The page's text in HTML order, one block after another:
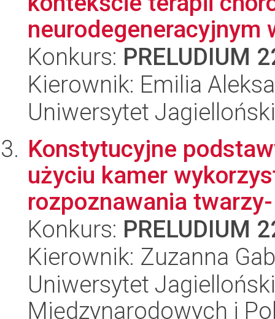
neurodegeneracyjnym
Konkurs: PRELUDIUM
Kierownik: Emilia
Uniwersytet
Konstytucyjne
użyciu kamer
rozpoznawania
Konkurs: PRELUDIUM
Kierownik: Zuzanna
Uniwersytet
Międzynarodowych i